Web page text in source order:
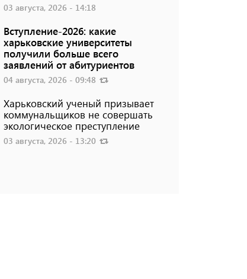
03 августа, 2026 - 14:18
Вступление-2026: какие
харьковские университеты
получили больше всего
заявлений от абитуриентов
04 августа, 2026 - 09:48
Харьковский ученый призывает
коммунальщиков не совершать
экологическое преступление
03 августа, 2026 - 13:20